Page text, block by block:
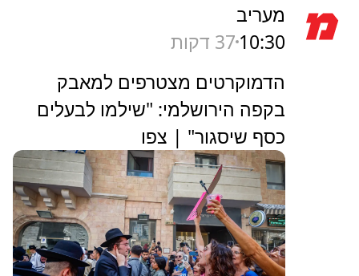
מעריב
10:30 37 דקות
הדמוקרטים מצטרפים למאבק
בקפה הירושלמי: "שילמו לבעלים
כסף שיסגור" | צפו